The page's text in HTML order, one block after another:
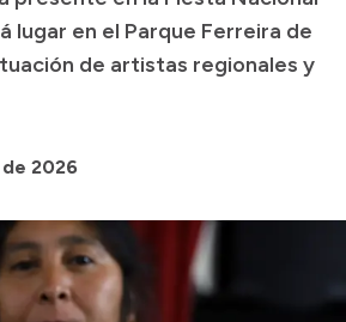
lugar en el Parque Ferreira de
de artistas regionales y
2026